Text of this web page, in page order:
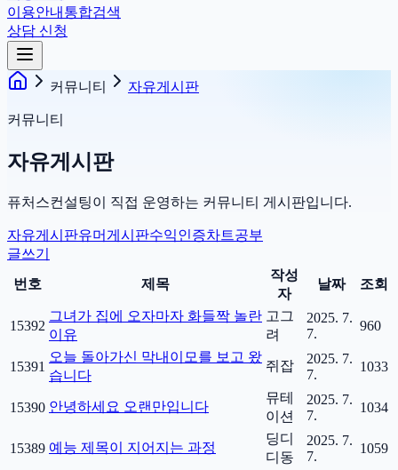
이용안내 통합검색
상담 신청
커뮤니티 자유게시판
커뮤니티
자유게시판
퓨처스컨설팅이 직접 운영하는 커뮤니티 게시판입니다.
자유게시판유머게시판수익인증차트공부
글쓰기
번호
제목
작성
자
날짜 조회
15392
그녀가 집에 오자마자 화들짝 놀란
이유
고그
려
2025. 7.
7.
960
15391
오늘 돌아가신 막내이모를 보고 왔
습니다
쥐잡
2025. 7.
7.
1033
15390 안녕하세요 오랜만입니다
뮤테
이션
2025. 7.
7.
1034
15389 예능 제목이 지어지는 과정
딩디
디동
2025. 7.
7.
1059